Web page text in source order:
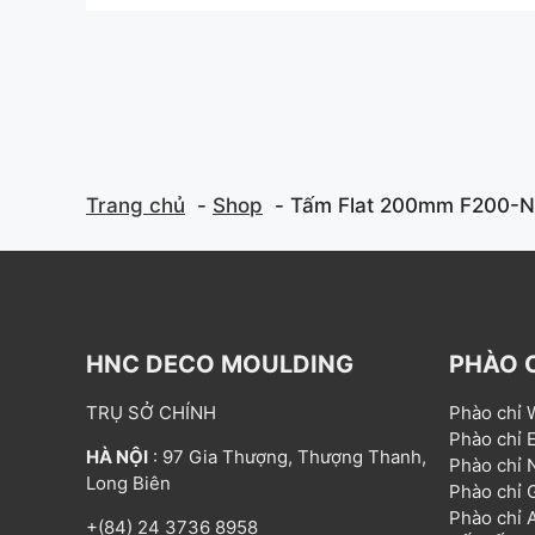
Trang chủ Shop Tấm Flat 200mm F200-
HNC DECO MOULDING
TRỤ SỞ CHÍNH
HÀ NỘI : 97 Gia Thượng, Thượng Thanh,
Long Biên
+(84) 24 3736 8958
PHÀO
Phào chỉ
Phào chỉ
Phào chỉ
Phào chỉ
Phào chỉ